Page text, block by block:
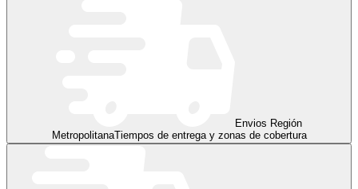
Envios Región
MetropolitanaTiempos de entrega y zonas de cobertura